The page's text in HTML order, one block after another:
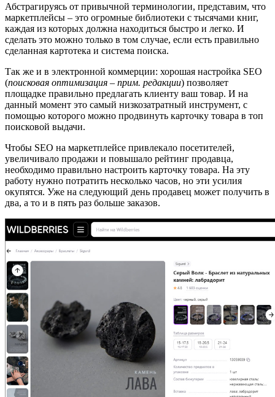
Абстрагируясь от привычной терминологии, представим, что
маркетплейсы – это огромные библиотеки с тысячами книг,
каждая из которых должна находиться быстро и легко. И
сделать это можно только в том случае, если есть правильно
сделанная картотека и система поиска.
Так же и в электронной коммерции: хорошая настройка SEO
(поисковая оптимизация – прим. редакции) позволяет
площадке правильно предлагать клиенту ваш товар. И на
данный момент это самый низкозатратный инструмент, с
помощью которого можно продвинуть карточку товара в топ
поисковой выдачи.
Чтобы SEO на маркетплейсе привлекало посетителей,
увеличивало продажи и повышало рейтинг продавца,
необходимо правильно настроить карточку товара. На эту
работу нужно потратить несколько часов, но эти усилия
окупятся. Уже на следующий день продавец может получить в
два, а то и в пять раз больше заказов.